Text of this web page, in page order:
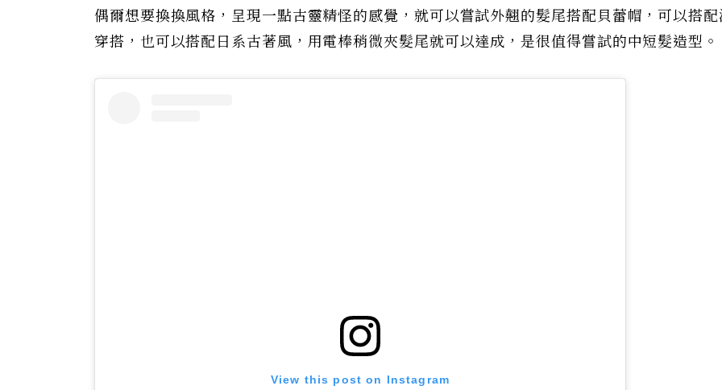
偶爾想要換換風格，呈現一點古靈精怪的感覺，就可以嘗試外翹的髮尾搭配貝蕾帽，可以搭
穿搭，也可以搭配日系古著風，用電棒稍微夾髮尾就可以達成，是很值得嘗試的中短髮造型。
View this post on Instagram